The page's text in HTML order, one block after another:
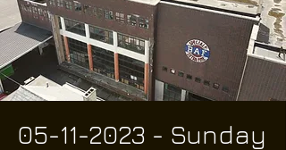
05-11-2023 - Sunday